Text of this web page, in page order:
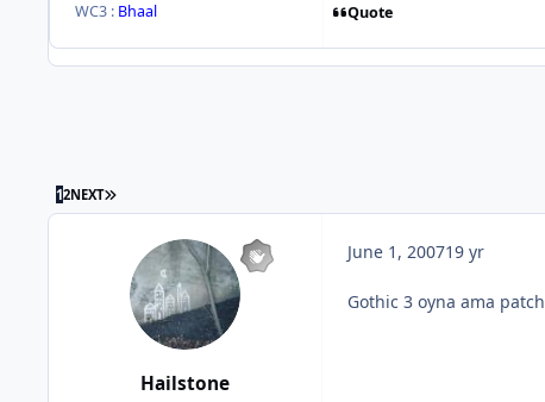
WC3 : Bhaal Quote
12NEXT
Hailstone
June 1, 200719 yr
Gothic 3 oyna ama